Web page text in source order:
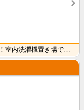
福井にある単身の方向け明るい最上階角部屋！室内洗濯機置き場で天候の悪い日のお洗濯も快適！